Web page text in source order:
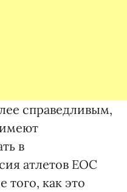
справедливым,
в
атлетов EOC
как это